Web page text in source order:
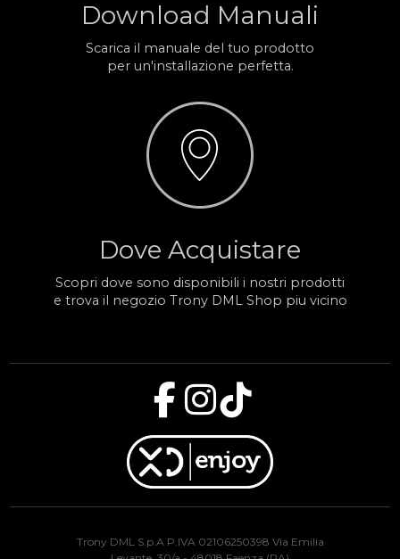
Download Manuali
Scarica il manuale del tuo prodotto
per un'installazione perfetta.
Dove Acquistare
Scopri dove sono disponibili i nostri prodotti
e trova il negozio Trony DML Shop piu vicino
Trony DML S.p.A P.IVA 02106250398 Via Emilia